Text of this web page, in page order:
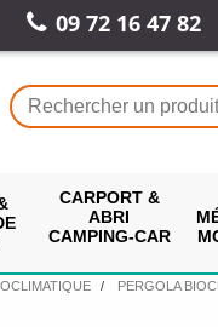
09 72 16 47 82
CARPORT &
ABRI
CAMPING-CAR
PERGOLA